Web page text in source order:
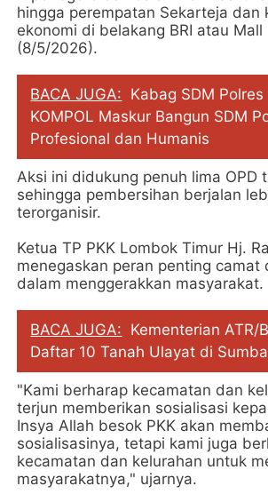
hingga perempatan Sekarteja dan
ekonomi di belakang BRI atau
(8/5/2026).
BACA JUGA: Kabag SDM
KOMPOL Maskur Bangun SDM
Profesional dan Humanis
Aksi ini didukung penuh lima OPD
sehingga pembersihan berjalan
terorganisir.
Ketua TP PKK Lombok Timur Hj.
menegaskan peran penting camat
dalam menggerakkan masyarakat.
BACA JUGA: Kementerian ATR/
Daftar 10 Tanah Ulayat di
"Kami berharap kecamatan dan
terjun memberikan sosialisasi
Insya Allah besok PKK akan
sosialisasinya, tetapi kami juga
kecamatan dan kelurahan untuk
masyarakatnya," ujarnya.